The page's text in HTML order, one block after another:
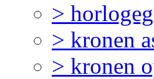
>
> kronen
> kronen